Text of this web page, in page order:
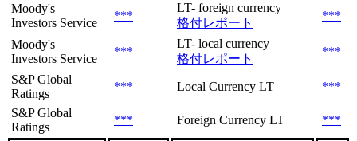
Moody's
Investors Service
***
LT- foreign currency
格付レポート
***
Moody's
Investors Service
***
LT- local currency
格付レポート
***
S&P Global
Ratings
*** Local Currency LT
***
S&P Global
Ratings
*** Foreign Currency LT ***